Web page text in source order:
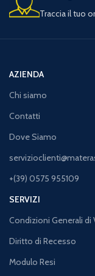
Traccia il tuo
AZIENDA
Chi siamo
Contatti
Dove Siamo
+(39) 0575 955109
SERVIZI
Condizioni Generali di
Diritto di Recesso
Modulo Resi